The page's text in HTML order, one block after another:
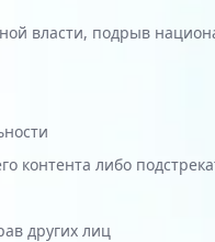
власти, подрыв
контента либо
других лиц